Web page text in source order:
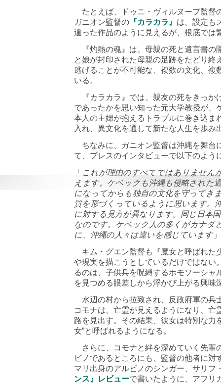
たとえば、ドゥニ・ヴィルヌーブ監督
ガニオン監督の 『カラカラ』 は、設定も
違った作品のように見えるが、根底では
『灼熱の魂』は、母親の死と遺言書の
と娘が封印された母親の足跡をたどり終
逃げることが不可能な、複数の文化、複
いる。
『カラカラ』では、親友の死をきっか
であったかを思い知った元大学教授が、
本人の主婦が抱えるトラブルに巻き込ま
入れ、異文化を通して新たな人生を歩み
ちなみに、ガニオン監督は沖縄を舞台
て、プレスのインタビューで以下のよう
「これが理由のすべてではありません
えます。ケベックも沖縄も侵略された
になってからも独自の文化を守ってき
質を形づくっているように思います。
に対する見方が異なります。同じ日本
なのです。ケベック人の多くがカナダ
に、沖縄の人々は違いを感じています」
キム・グエン監督も『魔女と呼ばれた
や現実を描こうとしているだけではない
るのは、子供兵を呪縛するホモソーシャ
を見つめる眼差しから浮かび上がる興味
水辺の村から拉致され、反政府軍の兵
コモナは、亡霊が見えるようになり、亡
路を見出す。その結果、彼女は特別な力
女”と呼ばれるようになる。
さらに、コモナと絆を深めていく先輩
ビノであるところにも、監督の他者に対
マリ出身のアルビノのシンガー、サリフ
ンス』レビューで書いたように、アフリ